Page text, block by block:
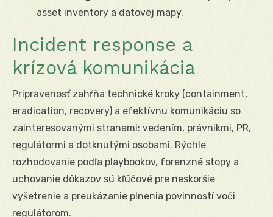
asset inventory a datovej mapy.
Incident response a
krízová komunikácia
Pripravenosť zahŕňa technické kroky (containment,
eradication, recovery) a efektívnu komunikáciu so
zainteresovanými stranami: vedením, právnikmi, PR,
regulátormi a dotknutými osobami. Rýchle
rozhodovanie podľa playbookov, forenzné stopy a
uchovanie dôkazov sú kľúčové pre neskoršie
vyšetrenie a preukázanie plnenia povinností voči
regulátorom.